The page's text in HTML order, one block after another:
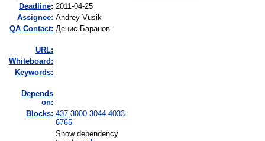
Deadline: 2011-04-25
Assignee: Andrey Vusik
QA Contact: Денис Баранов
URL:
Whiteboard:
Keywords:
Depends
on:
Blocks: 437 3000 3044 4033
6765
Show dependency